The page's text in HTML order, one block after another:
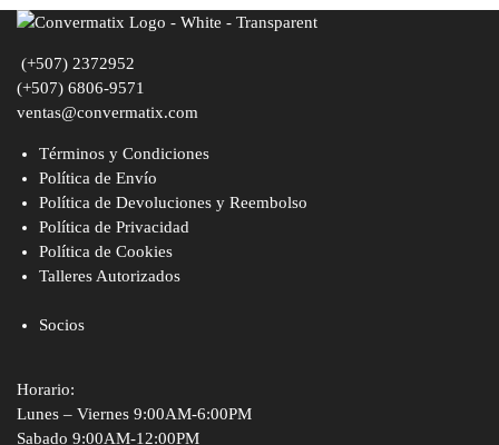
(+507) 2372952
(+507) 6806-9571
ventas@convermatix.com
Términos y Condiciones
Política de Envío
Política de Devoluciones y Reembolso
Política de Privacidad
Política de Cookies
Talleres Autorizados
Socios
Horario:
Lunes – Viernes 9:00AM-6:00PM
Sabado 9:00AM-12:00PM